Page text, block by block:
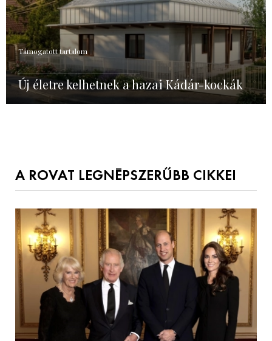
Támogatott tartalom
Új életre kelhetnek a hazai Kádár-kockák
A ROVAT LEGNÉPSZERŰBB CIKKEI